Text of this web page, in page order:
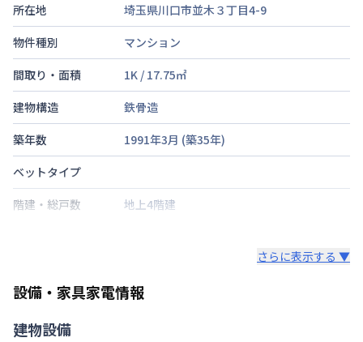
所在地
埼玉県川口市並木３丁目4-9
物件種別
マンション
間取り・面積
1K / 17.75㎡
建物構造
鉄骨造
築年数
1991年3月 (築35年)
ベットタイプ
階建・総戸数
地上4階建
禁煙・喫煙
交通
さらに表示する ▼
設備・家具家電情報
建物設備